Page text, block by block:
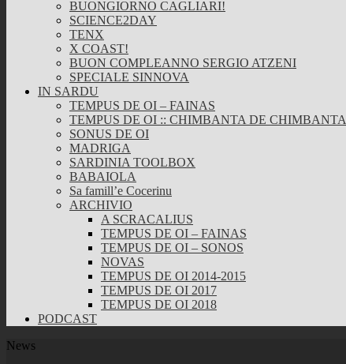
BUONGIORNO CAGLIARI!
SCIENCE2DAY
TENX
X COAST!
BUON COMPLEANNO SERGIO ATZENI
SPECIALE SINNOVA
IN SARDU
TEMPUS DE OI – FAINAS
TEMPUS DE OI :: CHIMBANTA DE CHIMBANTA
SONUS DE OI
MADRIGA
SARDINIA TOOLBOX
BABAIOLA
Sa famill’e Cocerinu
ARCHIVIO
A SCRACALIUS
TEMPUS DE OI – FAINAS
TEMPUS DE OI – SONOS
NOVAS
TEMPUS DE OI 2014-2015
TEMPUS DE OI 2017
TEMPUS DE OI 2018
PODCAST
News